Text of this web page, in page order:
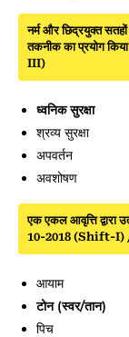
नर्म और छिद्रयुक्त
तकनीक का प्रयोग
III)
ध्वनिक सुरक्षा
श्रव्य सुरक्षा
अपवर्तन
अवशोषण
एक एकल आवृत्ति
10-2018 (Shift-I)
आयाम
टोन (स्वर/तान)
पिच